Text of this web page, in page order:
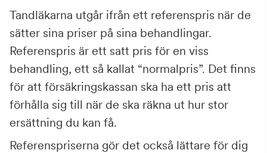
Tandläkarna utgår ifrån ett referenspris när de
sätter sina priser på sina behandlingar.
Referenspris är ett satt pris för en viss
behandling, ett så kallat “normalpris”. Det finns
för att försäkringskassan ska ha ett pris att
förhålla sig till när de ska räkna ut hur stor
ersättning du kan få.
Referenspriserna gör det också lättare för dig